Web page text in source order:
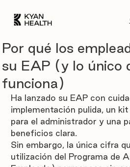
Por qué los
su EAP (y lo único
funciona)
Ha lanzado su EAP con
implementación pulida, un
para el administrador y una
beneficios clara.
Sin embargo, la única cifra
utilización del Programa de